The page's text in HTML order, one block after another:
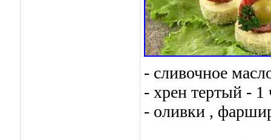
- сливочное
- хрен тертый - 1
- оливки ,